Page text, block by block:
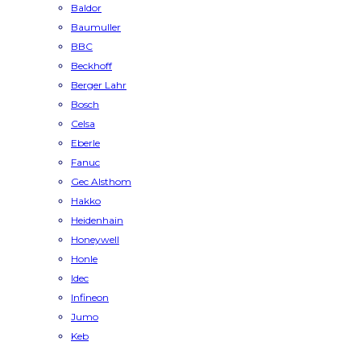
Baldor
Baumuller
BBC
Beckhoff
Berger Lahr
Bosch
Celsa
Eberle
Fanuc
Gec Alsthom
Hakko
Heidenhain
Honeywell
Honle
Idec
Infineon
Jumo
Keb